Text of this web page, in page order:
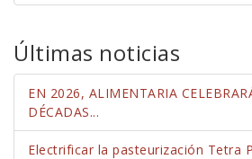
Últimas noticias
EN 2026, ALIMENTARIA
DÉCADAS...
Electrificar la pasteurización Tetra